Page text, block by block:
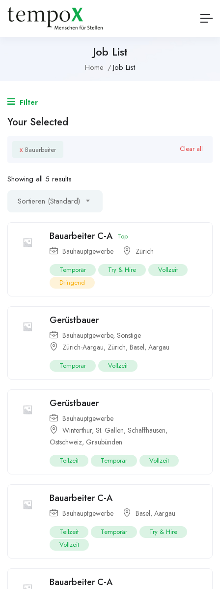
Job List
Home Job List
Filter
Your Selected
x Bauarbeiter Clear all
Showing all 5 results
Sortieren (Standard)
Bauarbeiter C-A Top
Bauhauptgewerbe Zürich
Temporär Try & Hire
Vollzeit
Dringend
Gerüstbauer
Bauhauptgewerbe, Sonstige
Zürich-Aargau, Zürich, Basel, Aargau
Temporär Vollzeit
Gerüstbauer
Bauhauptgewerbe
Winterthur, St. Gallen, Schaffhausen,
Ostschweiz, Graubünden
Teilzeit Temporär Vollzeit
Bauarbeiter C-A
Bauhauptgewerbe Basel, Aargau
Teilzeit Temporär
Try & Hire
Vollzeit
Bauarbeiter C-A